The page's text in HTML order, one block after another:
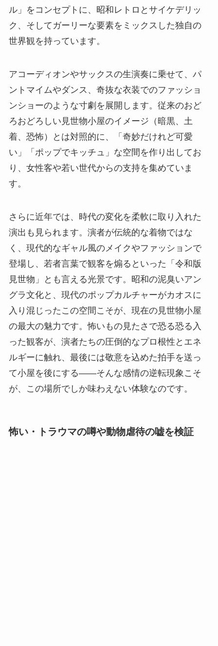
ル」をコンセプトに、昭和レトロとサイケデリッ
ク、そしてガーリーな要素をミックスした独自の
世界観を持っています。
アコーディオンやサックスの生演奏に乗せて、パ
ントマイムやダンス、奇抜な衣装でのファッショ
ンショーのような寸劇を展開します。従来のおど
ろおどろしい見世物小屋のイメージ（暗黒、土
着、恐怖）とは対照的に、「奇妙だけれど可愛
い」「ポップでキッチュ」な空間を作り出してお
り、女性客や若い世代からの支持を集めていま
す。
さらに近年では、時代の変化を柔軟に取り入れた
演出も見られます。演者が伝統的な着物ではな
く、現代的なギャル風のメイクやファッションで
登場し、若者言葉で観客を煽るといった「令和版
見世物」とも言える光景です。昭和の泥臭いアン
グラ文化と、現代のポップカルチャーがカオスに
入り混じったこの空間こそが、現在の見世物小屋
の最大の魅力です。怖いもの見たさで恐る恐る入
った観客が、演者たちの圧倒的なプロ根性とエネ
ルギーに触れ、最後には敬意を込めた拍手を送っ
て小屋を後にする――そんな感情の逆転現象こそ
が、この場所でしか味わえない体験なのです。
怖い・トラウマの噂や動物虐待の嘘を検証